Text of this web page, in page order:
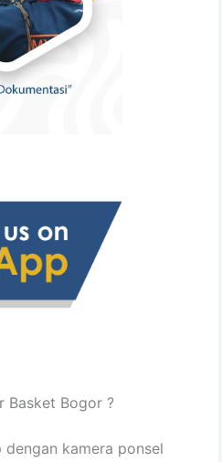
Basket Bogor ?
kamera ponsel